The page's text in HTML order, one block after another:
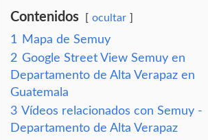
Contenidos ocultar
1
Mapa de Semuy
2 Google Street View Semuy en
Departamento de Alta Verapaz en
Guatemala
3 Vídeos relacionados con Semuy -
Departamento de Alta Verapaz